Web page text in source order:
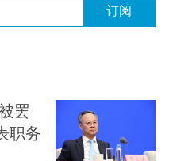
订阅
罢
职务